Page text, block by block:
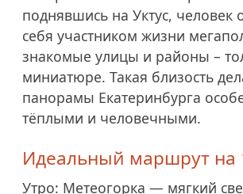
поднявшись на Уктус, человек
себя участником жизни
знакомые улицы и районы –
миниатюре. Такая близость
панорамы Екатеринбурга
тёплыми и человечными.
Идеальный маршрут на
Утро: Метеогорка — мягкий